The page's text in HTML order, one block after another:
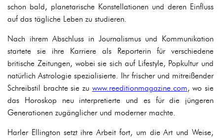
schon bald, planetarische Konstellationen und deren Einfluss
auf das tägliche Leben zu studieren.
Nach ihrem Abschluss in Journalismus und Kommunikation
startete sie ihre Karriere als Reporterin für verschiedene
britische Zeitungen, wobei sie sich auf Lifestyle, Popkultur und
natürlich Astrologie spezialisierte. Ihr frischer und mitreißender
Schreibstil brachte sie zu www.reeditionmagazine.com, wo sie
das Horoskop neu interpretierte und es für die jüngeren
Generationen zugänglicher und moderner machte.
Harler Ellington setzt ihre Arbeit fort, um die Art und Weise,